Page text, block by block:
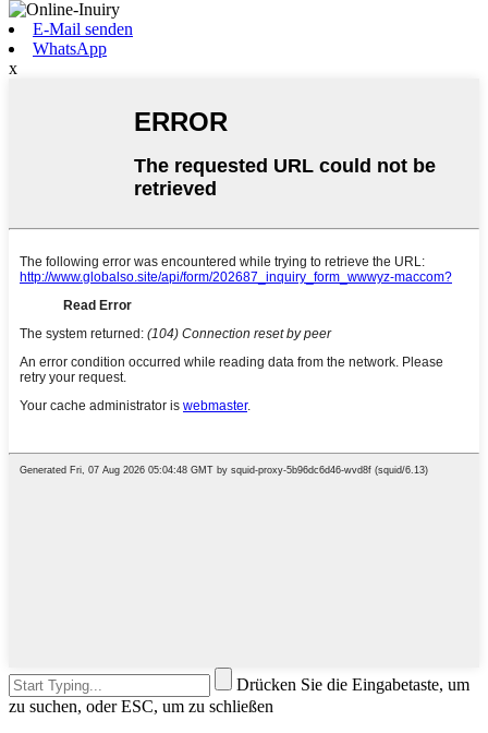
E-Mail senden
WhatsApp
x
Drücken Sie die Eingabetaste, um
zu suchen, oder ESC, um zu schließen